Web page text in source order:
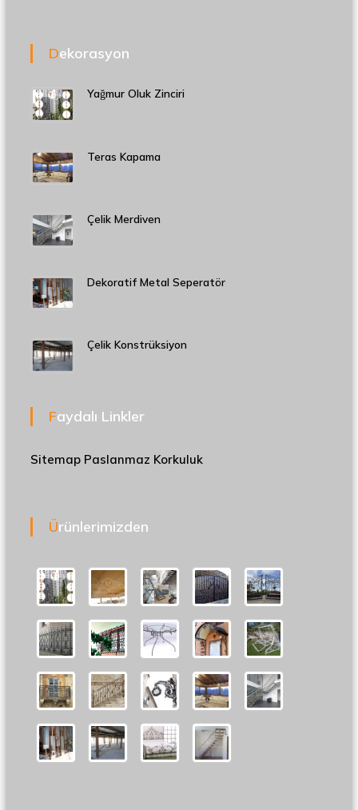
Dekorasyon
Yağmur Oluk Zinciri
Teras Kapama
Çelik Merdiven
Dekoratif Metal Seperatör
Çelik Konstrüksiyon
Faydalı Linkler
Sitemap Paslanmaz Korkuluk
Ürünlerimizden